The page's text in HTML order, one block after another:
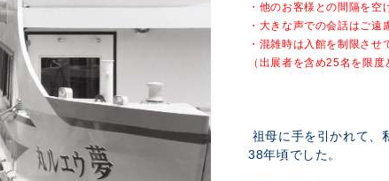
・他のお客様との間隔を空
・大きな声での会話はご遠
・混雑時は入館を制限させ
（出展者を含め25名を限
祖母に手を引かれて、
38年頃でした。